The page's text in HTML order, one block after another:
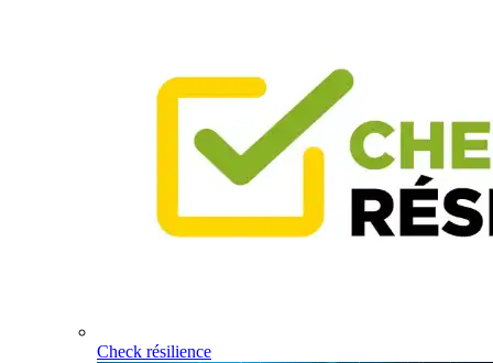
Check résilience